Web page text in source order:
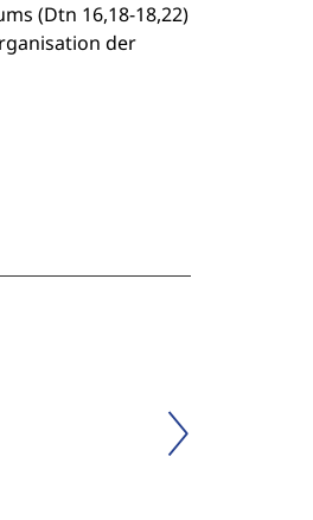
(Dtn 16,18-18,22)
der